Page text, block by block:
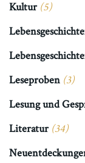
Kultur(5)
Leseproben (3)
Lesung und
Literatur(34)